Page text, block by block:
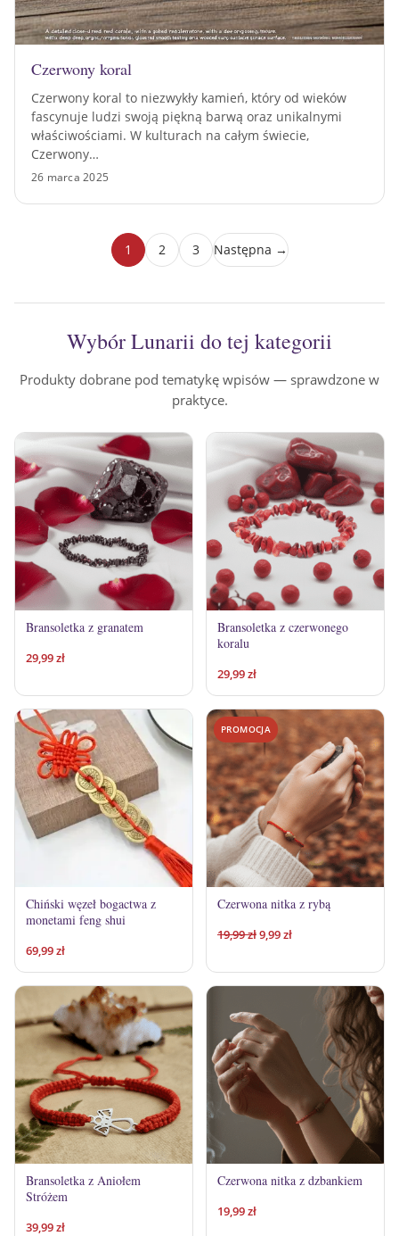
Czerwony koral
Czerwony koral to niezwykły kamień, który od wieków
fascynuje ludzi swoją piękną barwą oraz unikalnymi
właściwościami. W kulturach na całym świecie,
Czerwony…
26 marca 2025
1 2 3 Następna →
Wybór Lunarii do tej kategorii
Produkty dobrane pod tematykę wpisów — sprawdzone w
praktyce.
Bransoletka z granatem
29,99zł
Bransoletka z czerwonego
koralu
29,99zł
Chiński węzeł bogactwa z
monetami feng shui
69,99zł
PROMOCJA
Czerwona nitka z rybą
19,99złPierwotna
wynosiła:
9,99złAktualna
wynosi:
9,99 zł.
Bransoletka z Aniołem
Stróżem
39,99zł
Czerwona nitka z dzbankiem
19,99zł